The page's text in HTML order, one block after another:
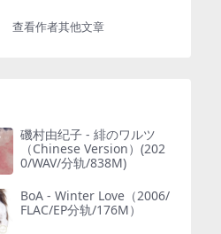
查看作者其他文章
磯村由纪子 - 緋のワルツ
（Chinese Version）(202
0/WAV/分轨/838M)
BoA - Winter Love（2006/
FLAC/EP分轨/176M）